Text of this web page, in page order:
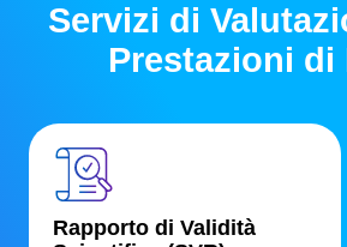
Servizi di
Prestazioni di
MDV - Menu valutazione
Rapporto di Validità